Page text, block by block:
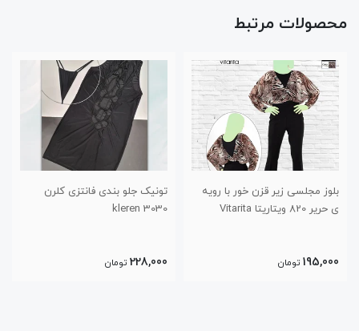
محصولات مرتبط
بلوز مجلسی زیر قزن خور با رویه
ی حریر 820 ویتاریتا Vitarita
195,000 تومان
تونیک جلو بندی فانتزی کلرن
3030 kleren
228,000 تومان